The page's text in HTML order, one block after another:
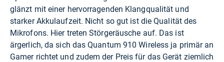
glänzt mit einer hervorragenden Klangqualität und
starker Akkulaufzeit. Nicht so gut ist die Qualität des
Mikrofons. Hier treten Störgeräusche auf. Das ist
ärgerlich, da sich das Quantum 910 Wireless ja primär an
Gamer richtet und zudem der Preis für das Gerät ziemlich